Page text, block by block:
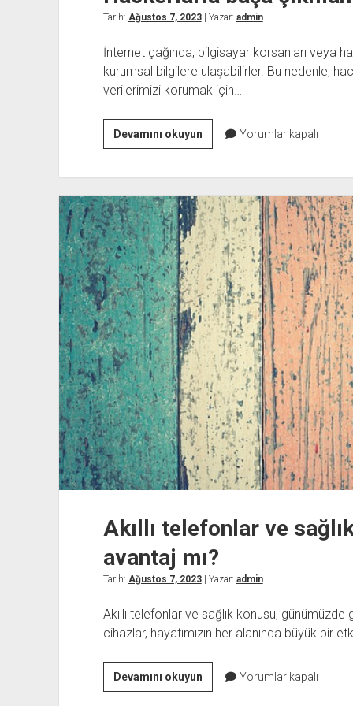
Tarih: Ağustos 7, 2023| Yazar: admin
İnternet çağında, bilgisayar korsanları veya
kurumsal bilgilere ulaşabilirler. Bu nedenle,
verilerimizi korumak için…
Devamını okuyunHackerlarla
başa
Yorumlar kapalı
Akıllı telefonlar ve
avantaj mı?
Tarih: Ağustos 7, 2023| Yazar: admin
Akıllı telefonlar ve sağlık konusu,
cihazlar, hayatımızın her alanında büyük bir
Devamını okuyunAkıllı
telefonlar
Yorumlar kapalı